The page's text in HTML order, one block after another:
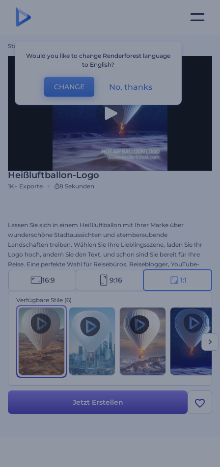
Startseite
Heißluftballon-Logo
1K+ Exporte 8 Sekunden
Lassen Sie sich in einem Heißluftballon mit Ihrer Marke über
wunderschöne Stadtaussichten und atemberaubende
Landschaften treiben. Wählen Sie Ihre Lieblingsszene, laden Sie Ihr
Logo hoch, ändern Sie den Text, und schon sind Sie bereit für Ihre
Reise. Eine perfekte Wahl für Reisebüros, Reiseblogger, YouTube-
Kanäle und mehr. Probieren Sie es jetzt aus!
16:9 9:16 1:1
Verfügbare Stile (6)
Jetzt Erstellen
Would you like to change Renderforest language
to English?
CHANGE No, thanks